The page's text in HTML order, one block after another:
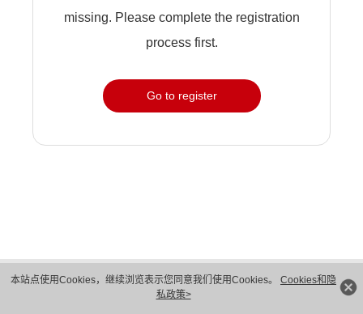
本站点使用Cookies，继续浏览表示您同意我们使用Cookies。 Cookies和隐
私政策>
missing. Please complete the registration
process first.
Go to register
版权所有 © 华为技术有限公司 1998-2026。 保留一切权利。粤A2-20044005号
隐私保护